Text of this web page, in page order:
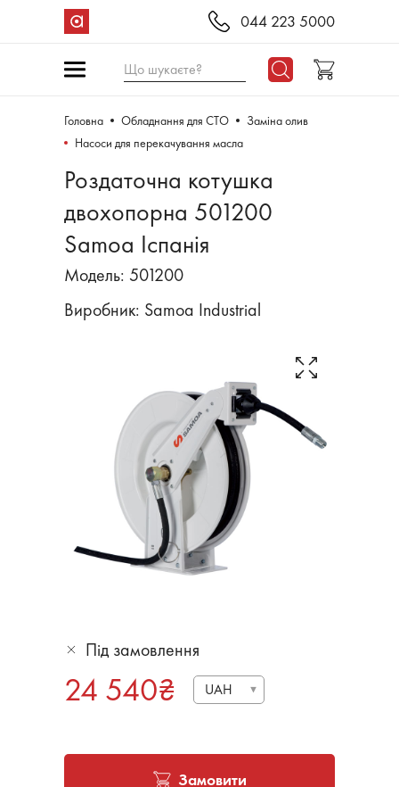
044 223 5000
Що шукаєте?
Головна Обладнання для СТО
Заміна олив
Насоси для перекачування масла
Роздаточна котушка
двохопорна 501200
Samoa Іспанія
Модель: 501200
Виробник: Samoa Industrial
Під замовлення
24 540₴ UAH
Замовити